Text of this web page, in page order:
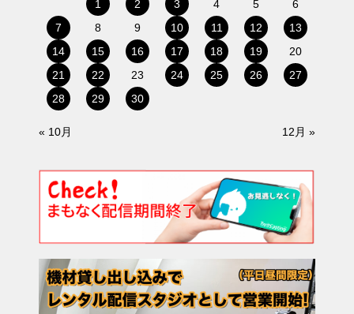
1 2 3 4 5
6
7
8 9 10 11 12
13
14
15 16 17 18 19
20
21
22 23 24 25 26
27
28
29 30
« 10月 12月 »